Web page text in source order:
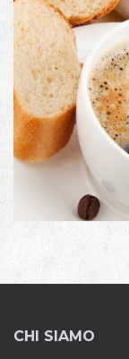
CHI SIAMO